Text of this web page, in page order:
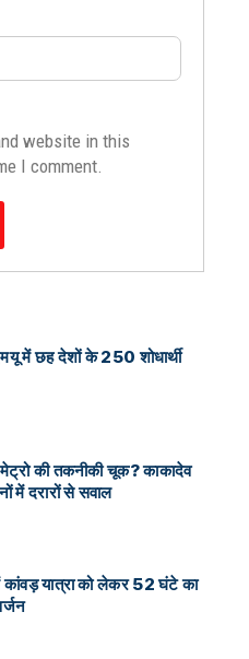
website in this
I comment.
में छह देशों के 250 शोधार्थी
मेट्रो की तकनीकी चूक? काकादेव
में दरारों से सवाल
कांवड़ यात्रा को लेकर 52 घंटे का